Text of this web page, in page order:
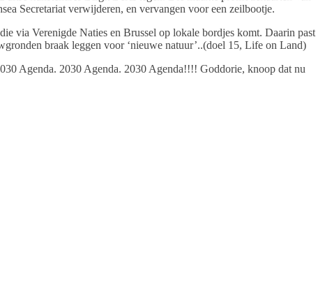
Secretariat verwijderen, en vervangen voor een zeilbootje.
via Verenigde Naties en Brussel op lokale bordjes komt. Daarin past
braak leggen voor ‘nieuwe natuur’..(doel 15, Life on Land)
Agenda. 2030 Agenda. 2030 Agenda!!!! Goddorie, knoop dat nu